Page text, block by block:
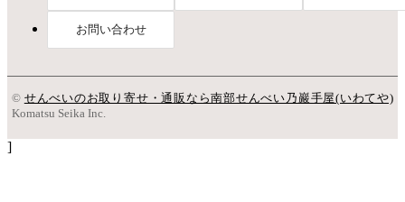
お問い合わせ
© せんべいのお取り寄せ・通販なら南部せんべい乃巖手屋(いわてや)
Komatsu Seika Inc.
]